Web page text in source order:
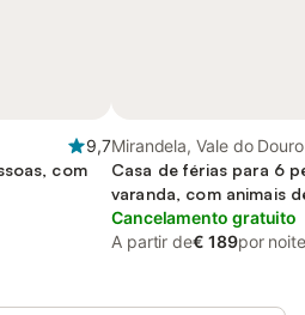
9,7
com
Mirandela, Vale do Douro
Casa de férias para 6
varanda, com animais
Cancelamento gratuito
A partir de€ 189por noite